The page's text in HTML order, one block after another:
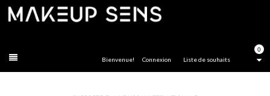
0
Liste de souhaits
Bienvenue! Connexion